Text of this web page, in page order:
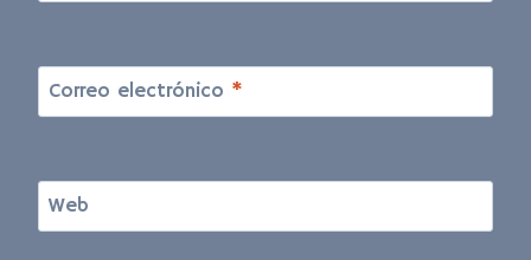
Correo electrónico *
Web